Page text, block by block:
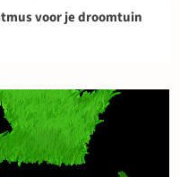
voor je droomtuin